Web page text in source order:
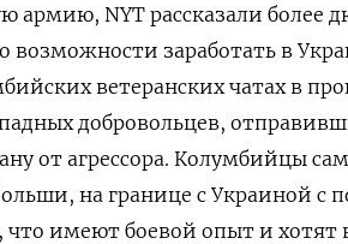
армию, NYT рассказали более
возможности заработать в
ветеранских чатах в
добровольцев,
от агрессора. Колумбийцы
на границе с Украиной
имеют боевой опыт и хотят